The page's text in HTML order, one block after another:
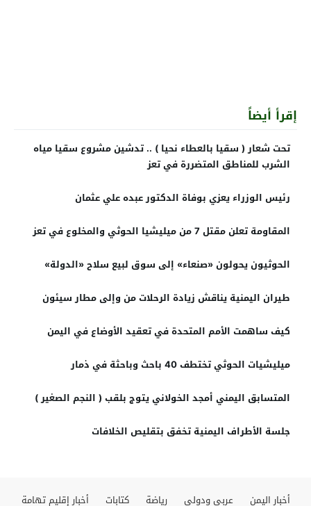
إقرأ أيضاً
تحت شعار ( سقيا بالعطاء نحيا ) .. تدشين مشروع سقيا مياه
الشرب للمناطق المتضررة في تعز
رئيس الوزراء يعزي بوفاة الدكتور عبده علي عثمان
المقاومة تعلن مقتل 7 من ميليشيا الحوثي والمخلوع في تعز
الحوثيون يحولون «صنعاء» إلى سوق لبيع سلاح «الدولة»
طيران اليمنية يناقش زيادة الرحلات من وإلى مطار سيئون
كيف ساهمت الأمم المتحدة في تعقيد الأوضاع في اليمن
ميليشيات الحوثي تختطف 40 باحث وباحثة في ذمار
المتسابق اليمني أمجد الخولاني يتوج بلقب ( النجم الصغير )
جلسة الأطراف اليمنية تخفق بتقليص الخلافات
أخبار اليمن عربي ودولي رياضة كتابات أخبار إقليم تهامة